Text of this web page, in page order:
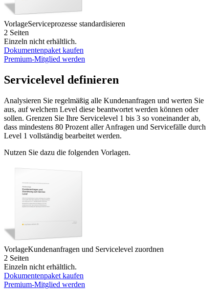
VorlageServiceprozesse standardisieren
2 Seiten
Einzeln nicht erhältlich.
Dokumentenpaket kaufen
Premium-Mitglied werden
Servicelevel definieren
Analysieren Sie regelmäßig alle Kundenanfragen und werten Sie
aus, auf welchem Level diese beantwortet werden können oder
sollen. Grenzen Sie Ihre Servicelevel 1 bis 3 so voneinander ab,
dass mindestens 80 Prozent aller Anfragen und Servicefälle durch
Level 1 vollständig bearbeitet werden.
Nutzen Sie dazu die folgenden Vorlagen.
VorlageKundenanfragen und Servicelevel zuordnen
2 Seiten
Einzeln nicht erhältlich.
Dokumentenpaket kaufen
Premium-Mitglied werden